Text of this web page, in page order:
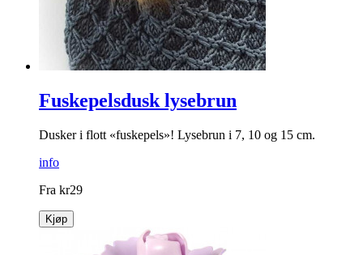
Fuskepelsdusk lysebrun
Dusker i flott «fuskepels»! Lysebrun i 7, 10 og 15 cm.
info
Fra kr29
Kjøp